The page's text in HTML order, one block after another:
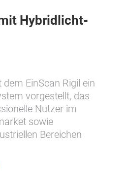
Hybridlicht-
EinScan Rigil ein
vorgestellt, das
Nutzer im
sowie
Bereichen